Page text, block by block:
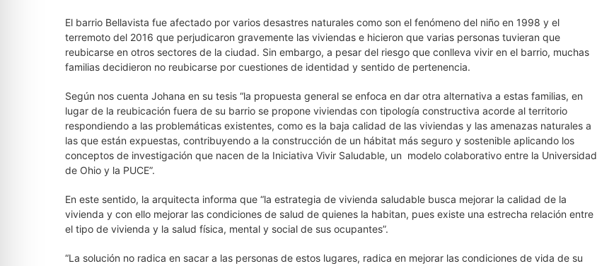
El barrio Bellavista fue afectado por varios desastres naturales como son el fenómeno del niño en 1998 y el
terremoto del 2016 que perjudicaron gravemente las viviendas e hicieron que varias personas tuvieran que
reubicarse en otros sectores de la ciudad. Sin embargo, a pesar del riesgo que conlleva vivir en el barrio, muchas
familias decidieron no reubicarse por cuestiones de identidad y sentido de pertenencia.
Según nos cuenta Johana en su tesis “la propuesta general se enfoca en dar otra alternativa a estas familias, en
lugar de la reubicación fuera de su barrio se propone viviendas con tipología constructiva acorde al territorio
respondiendo a las problemáticas existentes, como es la baja calidad de las viviendas y las amenazas naturales a
las que están expuestas, contribuyendo a la construcción de un hábitat más seguro y sostenible aplicando los
conceptos de investigación que nacen de la Iniciativa Vivir Saludable, un modelo colaborativo entre la Universidad
de Ohio y la PUCE”.
En este sentido, la arquitecta informa que “la estrategia de vivienda saludable busca mejorar la calidad de la
vivienda y con ello mejorar las condiciones de salud de quienes la habitan, pues existe una estrecha relación entre
el tipo de vivienda y la salud física, mental y social de sus ocupantes”.
“La solución no radica en sacar a las personas de estos lugares, radica en mejorar las condiciones de vida de su